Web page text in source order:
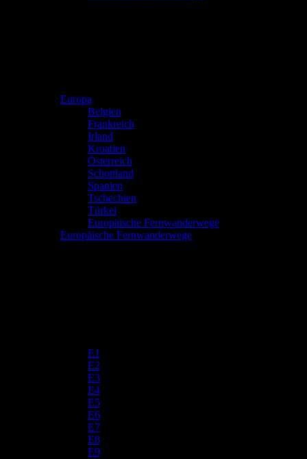
Europa
Belgien
Frankreich
Irland
Kroatien
Österreich
Schottland
Spanien
Tschechien
Türkei
Europäische Fernwanderwege
Europäische Fernwanderwege
E1
E2
E3
E4
E5
E6
E7
E8
E9